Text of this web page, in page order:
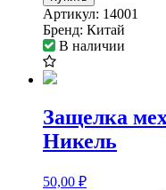
Артикул: 14001
Бренд: Китай
В наличии
Защелка
Никель
50,00 ₽